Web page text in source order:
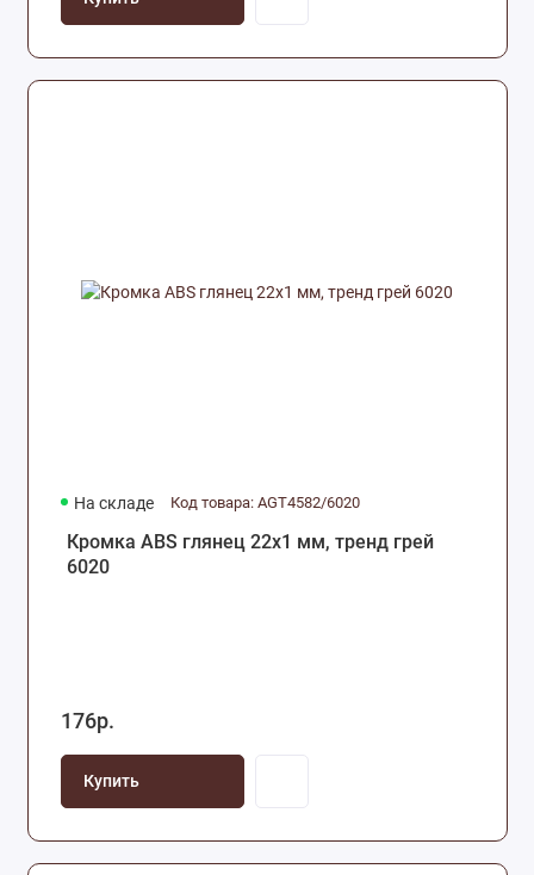
На складе Код товара: AGT4582/6020
Кромка ABS глянец 22х1 мм, тренд грей
6020
176р.
Купить